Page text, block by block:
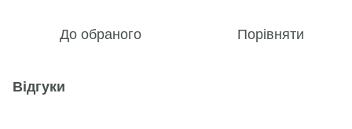
До обраного Порівняти
Відгуки